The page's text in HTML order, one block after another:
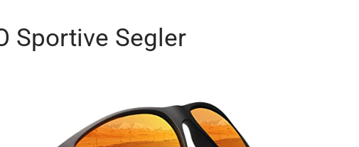
Sportive Segler